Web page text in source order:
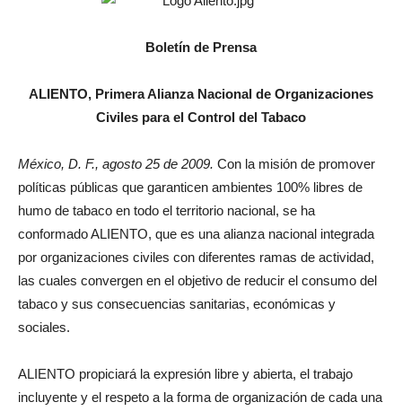
Boletín de Prensa
ALIENTO, Primera Alianza Nacional de Organizaciones
Civiles para el Control del Tabaco
México, D. F., agosto 25 de 2009. Con la misión de promover
políticas públicas que garanticen ambientes 100% libres de
humo de tabaco en todo el territorio nacional, se ha
conformado ALIENTO, que es una alianza nacional integrada
por organizaciones civiles con diferentes ramas de actividad,
las cuales convergen en el objetivo de reducir el consumo del
tabaco y sus consecuencias sanitarias, económicas y
sociales.
ALIENTO propiciará la expresión libre y abierta, el trabajo
incluyente y el respeto a la forma de organización de cada una